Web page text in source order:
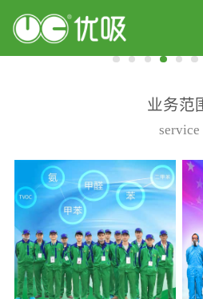
业务范
service